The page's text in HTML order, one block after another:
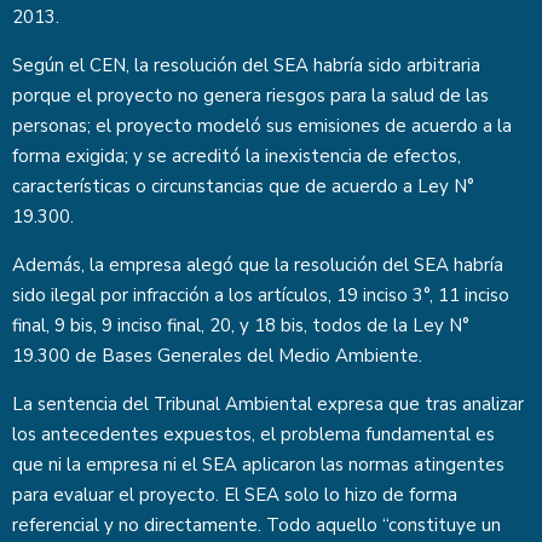
2013.
Según el CEN, la resolución del SEA habría sido arbitraria
porque el proyecto no genera riesgos para la salud de las
personas; el proyecto modeló sus emisiones de acuerdo a la
forma exigida; y se acreditó la inexistencia de efectos,
características o circunstancias que de acuerdo a Ley N°
19.300.
Además, la empresa alegó que la resolución del SEA habría
sido ilegal por infracción a los artículos, 19 inciso 3°, 11 inciso
final, 9 bis, 9 inciso final, 20, y 18 bis, todos de la Ley N°
19.300 de Bases Generales del Medio Ambiente.
La sentencia del Tribunal Ambiental expresa que tras analizar
los antecedentes expuestos, el problema fundamental es
que ni la empresa ni el SEA aplicaron las normas atingentes
para evaluar el proyecto. El SEA solo lo hizo de forma
referencial y no directamente. Todo aquello “constituye un